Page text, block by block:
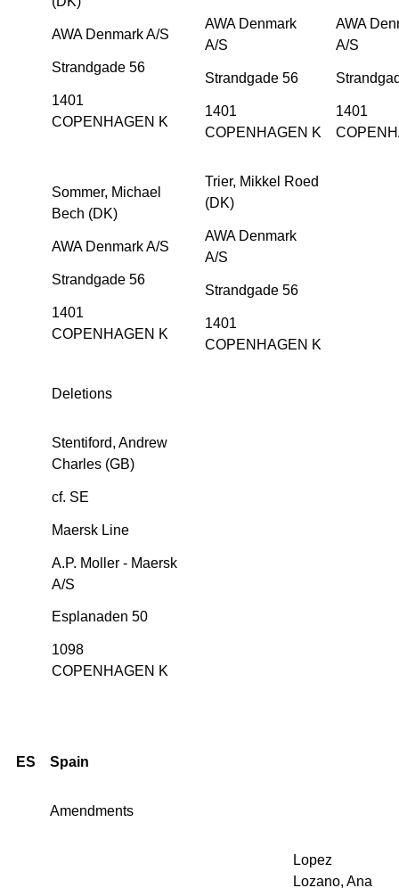
AWA Denmark A/S
Strandgade 56
1401
COPENHAGEN K
AWA Denmark
A/S
Strandgade 56
1401
COPENHAGEN K
AWA
A/S
1401
Sommer, Michael
Bech (DK)
AWA Denmark A/S
Strandgade 56
1401
COPENHAGEN K
Trier, Mikkel Roed
(DK)
AWA Denmark
A/S
Strandgade 56
1401
COPENHAGEN K
Deletions
Stentiford, Andrew
Charles (GB)
cf. SE
Maersk Line
A.P. Moller - Maersk
A/S
Esplanaden 50
1098
COPENHAGEN K
ES Spain
Amendments
Lopez
Lozano, Ana